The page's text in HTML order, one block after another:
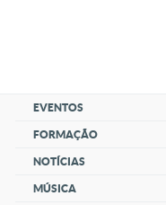
EVENTOS
FORMAÇÃO
NOTÍCIAS
MÚSICA